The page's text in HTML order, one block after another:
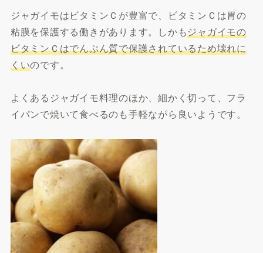
ジャガイモはビタミンＣが豊富で、ビタミンＣは胃の
粘膜を保護する働きがあります。しかもジャガイモの
ビタミンＣはでんぷん質で保護されているため壊れに
くいのです。
よくあるジャガイモ料理のほか、細かく切って、フラ
イパンで焼いて食べるのも手軽ながら良いようです。